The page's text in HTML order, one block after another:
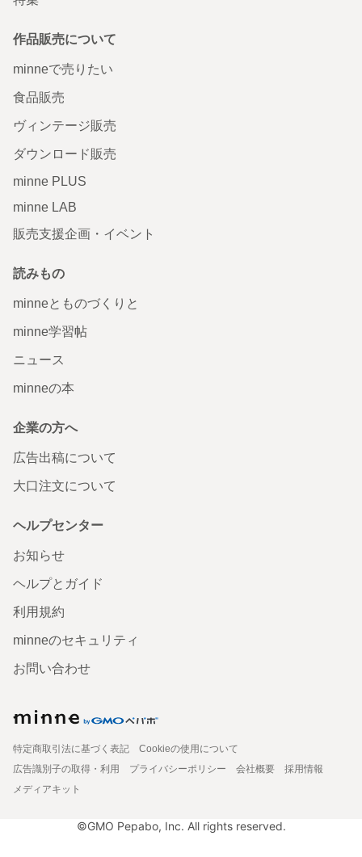
作品販売について
minneで売りたい
食品販売
ヴィンテージ販売
ダウンロード販売
minne PLUS
minne LAB
販売支援企画・イベント
読みもの
minneとものづくりと
minne学習帖
ニュース
minneの本
企業の方へ
広告出稿について
大口注文について
ヘルプセンター
お知らせ
ヘルプとガイド
利用規約
minneのセキュリティ
お問い合わせ
特定商取引法に基づく表記
Cookieの使用について
広告識別子の取得・利用
プライバシーポリシー 会社概要
採用情報
メディアキット
©GMO Pepabo, Inc. All rights reserved.